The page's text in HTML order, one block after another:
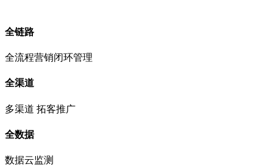
全链路
全流程营销闭环管理
全渠道
多渠道 拓客推广
全数据
数据云监测